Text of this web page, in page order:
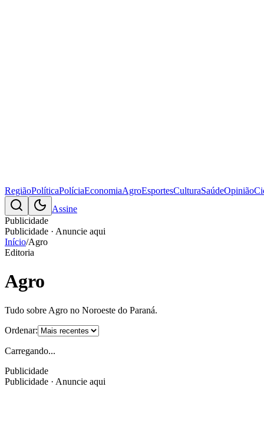
RegiãoPolíticaPolíciaEconomiaAgroEsportesCulturaSaúdeOpinião
Assine
Publicidade
Publicidade · Anuncie aqui
Início/Agro
Editoria
Agro
Tudo sobre Agro no Noroeste do Paraná.
Ordenar:
Carregando...
Publicidade
Publicidade · Anuncie aqui